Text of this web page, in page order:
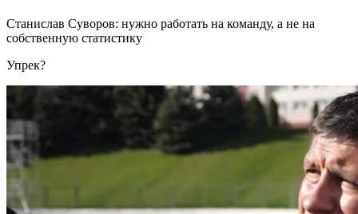
Станислав Суворов: нужно работать на команду, а не на
собственную статистику
Упрек?